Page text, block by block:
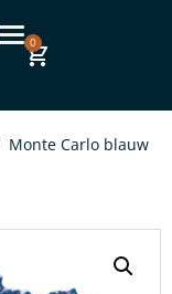
0
Monte Carlo blauw